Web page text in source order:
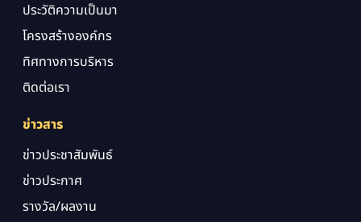
ประวัติความเป็นมา
โครงสร้างองค์กร
ทิศทางการบริหาร
ติดต่อเรา
ข่าวสาร
ข่าวประชาสัมพันธ์
ข่าวประกาศ
รางวัล/ผลงาน